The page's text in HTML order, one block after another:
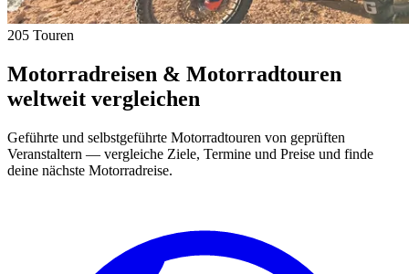
205 Touren
Motorradreisen & Motorradtouren
weltweit vergleichen
Geführte und selbstgeführte Motorradtouren von geprüften
Veranstaltern — vergleiche Ziele, Termine und Preise und finde
deine nächste Motorradreise.